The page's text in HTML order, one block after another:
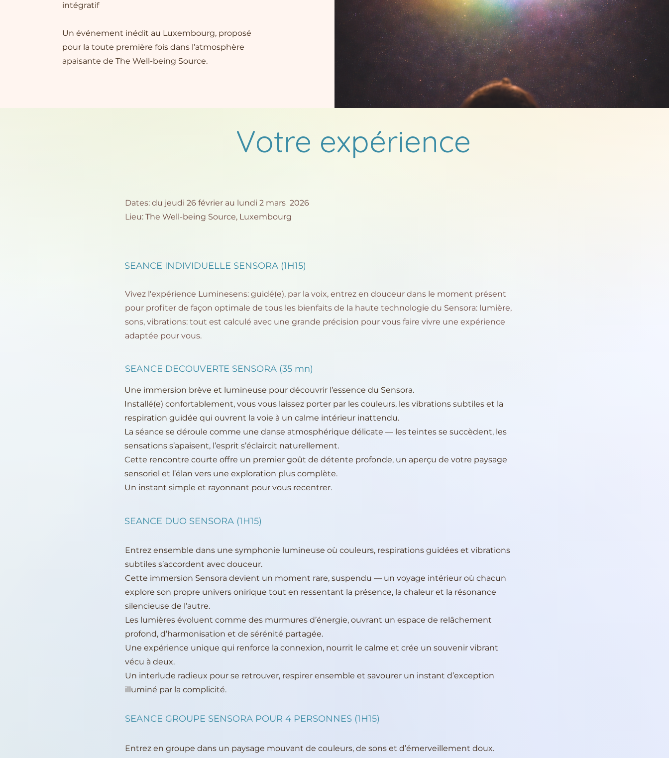
intégratif
Un événement inédit au Luxembourg, proposé
pour la toute première fois dans l’atmosphère
apaisante de The Well-being Source.
Votre expérience
Dates: du jeudi 26 février au lundi 2 mars 2026
Lieu: The Well-being Source, Luxembourg
SEANCE INDIVIDUELLE SENSORA (1H15)
Vivez l'expérience Luminesens: guidé(e), par la voix, entrez en douceur dans le moment présent
pour profiter de façon optimale de tous les bienfaits de la haute technologie du Sensora: lumière,
sons, vibrations: tout est calculé avec une grande précision pour vous faire vivre une expérience
adaptée pour vous.
SEANCE DECOUVERTE SENSORA (35 mn)
Une immersion brève et lumineuse pour découvrir l’essence du Sensora.
Installé(e) confortablement, vous vous laissez porter par les couleurs, les vibrations subtiles et la
respiration guidée qui ouvrent la voie à un calme intérieur inattendu.
La séance se déroule comme une danse atmosphérique délicate — les teintes se succèdent, les
sensations s’apaisent, l’esprit s’éclaircit naturellement.
Cette rencontre courte offre un premier goût de détente profonde, un aperçu de votre paysage
sensoriel et l’élan vers une exploration plus complète.
Un instant simple et rayonnant pour vous recentrer.
SEANCE DUO SENSORA (1H15)
Entrez ensemble dans une symphonie lumineuse où couleurs, respirations guidées et vibrations
subtiles s’accordent avec douceur.
Cette immersion Sensora devient un moment rare, suspendu — un voyage intérieur où chacun
explore son propre univers onirique tout en ressentant la présence, la chaleur et la résonance
silencieuse de l’autre.
Les lumières évoluent comme des murmures d’énergie, ouvrant un espace de relâchement
profond, d’harmonisation et de sérénité partagée.
Une expérience unique qui renforce la connexion, nourrit le calme et crée un souvenir vibrant
vécu à deux.
Un interlude radieux pour se retrouver, respirer ensemble et savourer un instant d’exception
illuminé par la complicité.
SEANCE GROUPE SENSORA POUR 4 PERSONNES (1H15)
Entrez en groupe dans un paysage mouvant de couleurs, de sons et d’émerveillement doux.